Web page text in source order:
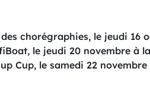
chorégraphies, le jeudi 16
le jeudi 20 novembre à
Cup, le samedi 22